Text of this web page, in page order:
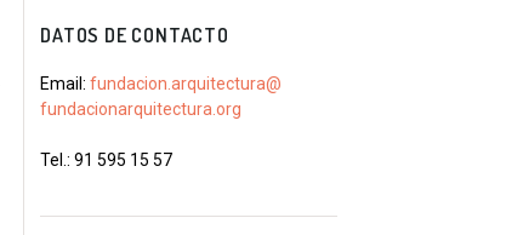
DATOS DE CONTACTO
Email:fundacion.arquitectura@
fundacionarquitectura.org
Tel.: 91 595 15 57